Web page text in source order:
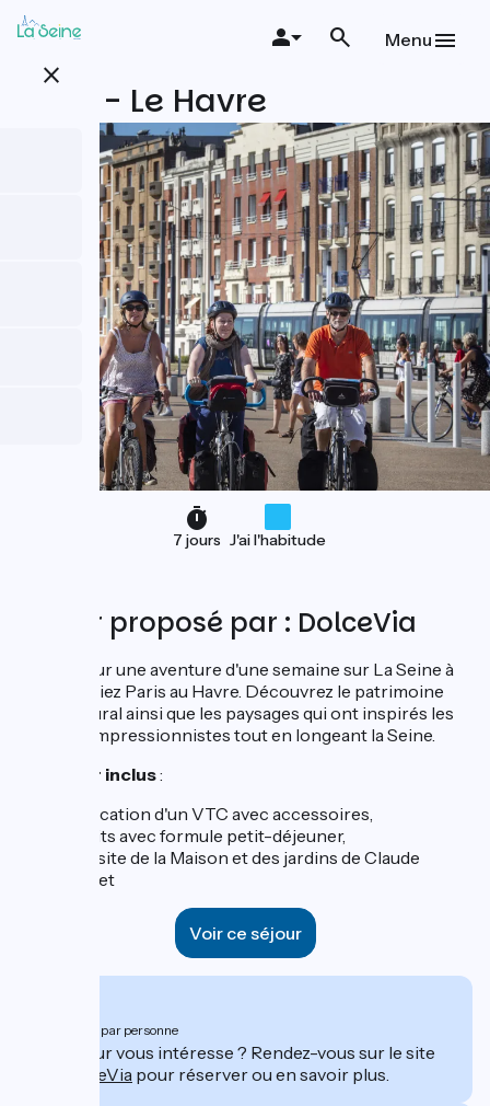
Aller
au
principal
close
Menu
Paris - Le Havre
7 jours J'ai l'habitude
Séjour proposé par : DolceVia
Partez pour une aventure d'une semaine sur La Seine à
Vélo et reliez Paris au Havre. Découvrez le patrimoine
architectural ainsi que les paysages qui ont inspirés les
peintres Impressionnistes tout en longeant la Seine.
Ce séjour inclus:
La location d'un VTC avec accessoires,
6 nuits avec formule petit-déjeuner,
La visite de la Maison et des jardins de Claude
Monet
Voir ce séjour
par personne
Ce séjour vous intéresse ? Rendez-vous sur le site
DolceVia pour réserver ou en savoir plus.